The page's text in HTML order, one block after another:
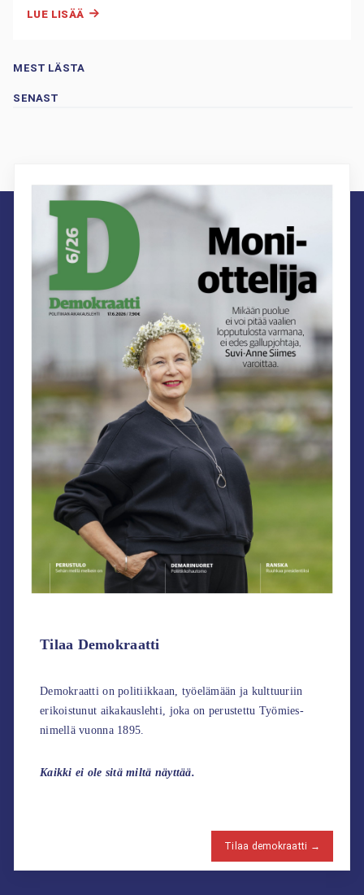
LUE LISÄÄ
MEST LÄSTA
SENAST
Tilaa Demokraatti
Demokraatti on politiikkaan, työelämään ja kulttuuriin
erikoistunut aikakauslehti, joka on perustettu Työmies-
nimellä vuonna 1895.
Kaikki ei ole sitä miltä näyttää.
Tilaa demokraatti →